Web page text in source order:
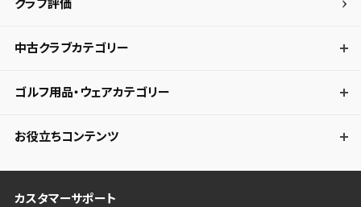
クラブ評価
中古クラブカテゴリー
ゴルフ用品・ウェアカテゴリー
お役立ちコンテンツ
カスタマーサポート